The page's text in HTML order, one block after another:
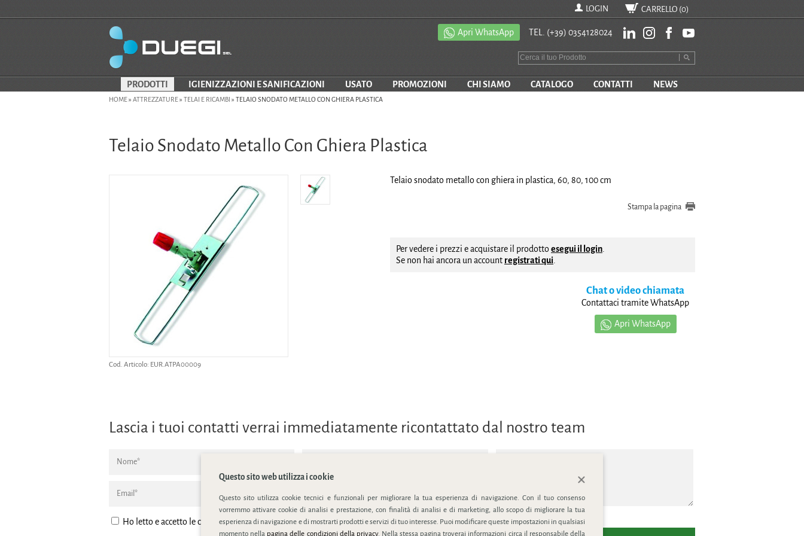
LOGIN CARRELLO (0)
Apri WhatsApp TEL. (+39) 0354128024
PRODOTTI IGIENIZZAZIONI E SANIFICAZIONI USATO PROMOZIONI CHI SIAMO CATALOGO CONTATTI NEWS
HOME» ATTREZZATURE» TELAI E RICAMBI » TELAIO SNODATO METALLO CON GHIERA PLASTICA
Telaio Snodato Metallo Con Ghiera Plastica
Cod. Articolo: EUR.ATPA00009
Telaio snodato metallo con ghiera in plastica, 60, 80, 100 cm
Stampa la pagina
Per vedere i prezzi e acquistare il prodottoesegui il login.
Se non hai ancora un account registrati qui.
Chat o video chiamata
Contattaci tramite WhatsApp
Apri WhatsApp
Lascia i tuoi contatti verrai immediatamente ricontattato dal nostro team
Ho letto e accetto le condizione della privacy policy
Questo sito web utilizza i cookie
Questo sito utilizza cookie tecnici e funzionali per migliorare la tua esperienza di navigazione. Con il tuo consenso
vorremmo attivare cookie di analisi e prestazione, con finalità di analisi e di marketing, allo scopo di migliorare la tua
esperienza di navigazione e di mostrarti prodotti e servizi di tuo interesse. Puoi modificare queste impostazioni in qualsiasi
momento nella pagina delle condizioni della privacy. Nella stessa pagina troverai informazioni circa il responsabile della